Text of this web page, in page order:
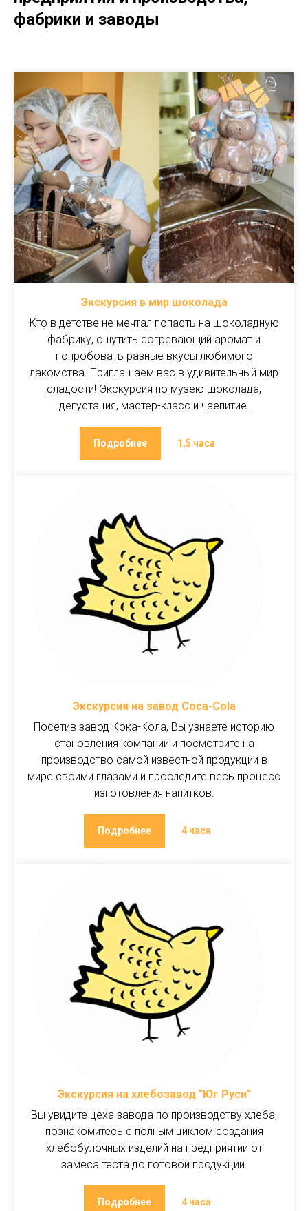
фабрики и заводы
Экскурсия в мир шоколада
Кто в детстве не мечтал попасть на шоколадную
фабрику, ощутить согревающий аромат и
попробовать разные вкусы любимого
лакомства. Приглашаем вас в удивительный мир
сладости! Экскурсия по музею шоколада,
дегустация, мастер-класс и чаепитие.
Подробнее 1,5 часа
Экскурсия на завод Coca-Cola
Посетив завод Кока-Кола, Вы узнаете историю
становления компании и посмотрите на
производство самой известной продукции в
мире своими глазами и проследите весь процесс
изготовления напитков.
Подробнее 4 часа
Экскурсия на хлебозавод "Юг Руси"
Вы увидите цеха завода по производству хлеба,
познакомитесь с полным циклом создания
хлебобулочных изделий на предприятии от
замеса теста до готовой продукции.
Подробнее 4 часа